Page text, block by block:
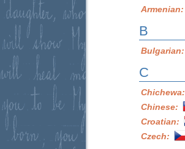
Armenian:
B
Bulgarian:
C
Chichewa:
Chinese:
Croatian:
Czech: